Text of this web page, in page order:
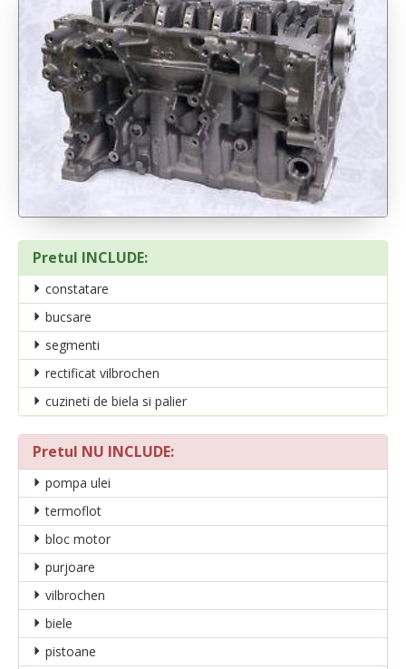
Pretul INCLUDE:
constatare
bucsare
segmenti
rectificat vilbrochen
cuzineti de biela si palier
Pretul NU INCLUDE:
pompa ulei
termoflot
bloc motor
purjoare
vilbrochen
biele
pistoane